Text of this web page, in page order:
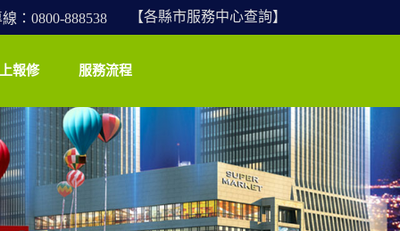
【各縣市服務中心查詢】
：0800-888538
報修 服務流程